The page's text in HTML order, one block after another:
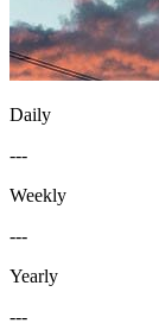
Daily
---
Weekly
---
Yearly
---